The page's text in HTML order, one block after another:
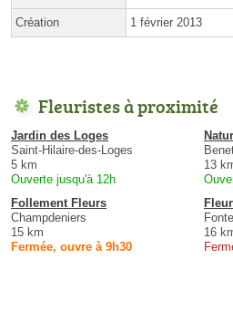
Création 1 février 2013
Fleuristes à proximité
Jardin des Loges
Saint-Hilaire-des-Loges
5 km
Ouverte jusqu'à 12h
13
Follement Fleurs
Champdeniers
15 km
Fermée, ouvre à 9h30
16